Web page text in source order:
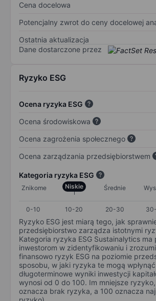
Cena docelowa
Potencjalny zwrot do ceny docelowej
Ostatnia aktualizacja
Dane dostarczone przez
Ryzyko ESG
Ocena ryzyka ESG
Ocena środowiskowa
Ocena zagrożenia społecznego
Ocena zarządzania przedsiębiorstwem
Kategoria ryzyka ESG
Znikome Niskie Średnie
0-10
10-20 20-30
Ryzyko ESG jest miarą tego, jak
przedsiębiorstwo zarządza istotnymi
Kategoria ryzyka ESG Sustainalytics ma
inwestorom w zidentyfikowaniu i
finansowo ryzyk ESG na poziomie
sposobu, w jaki ryzyka te mogą
długoterminowe wyniki inwestycji
wynosi od 0 do 100. Im mniejsze
oznacza brak ryzyka, a 100 oznacza